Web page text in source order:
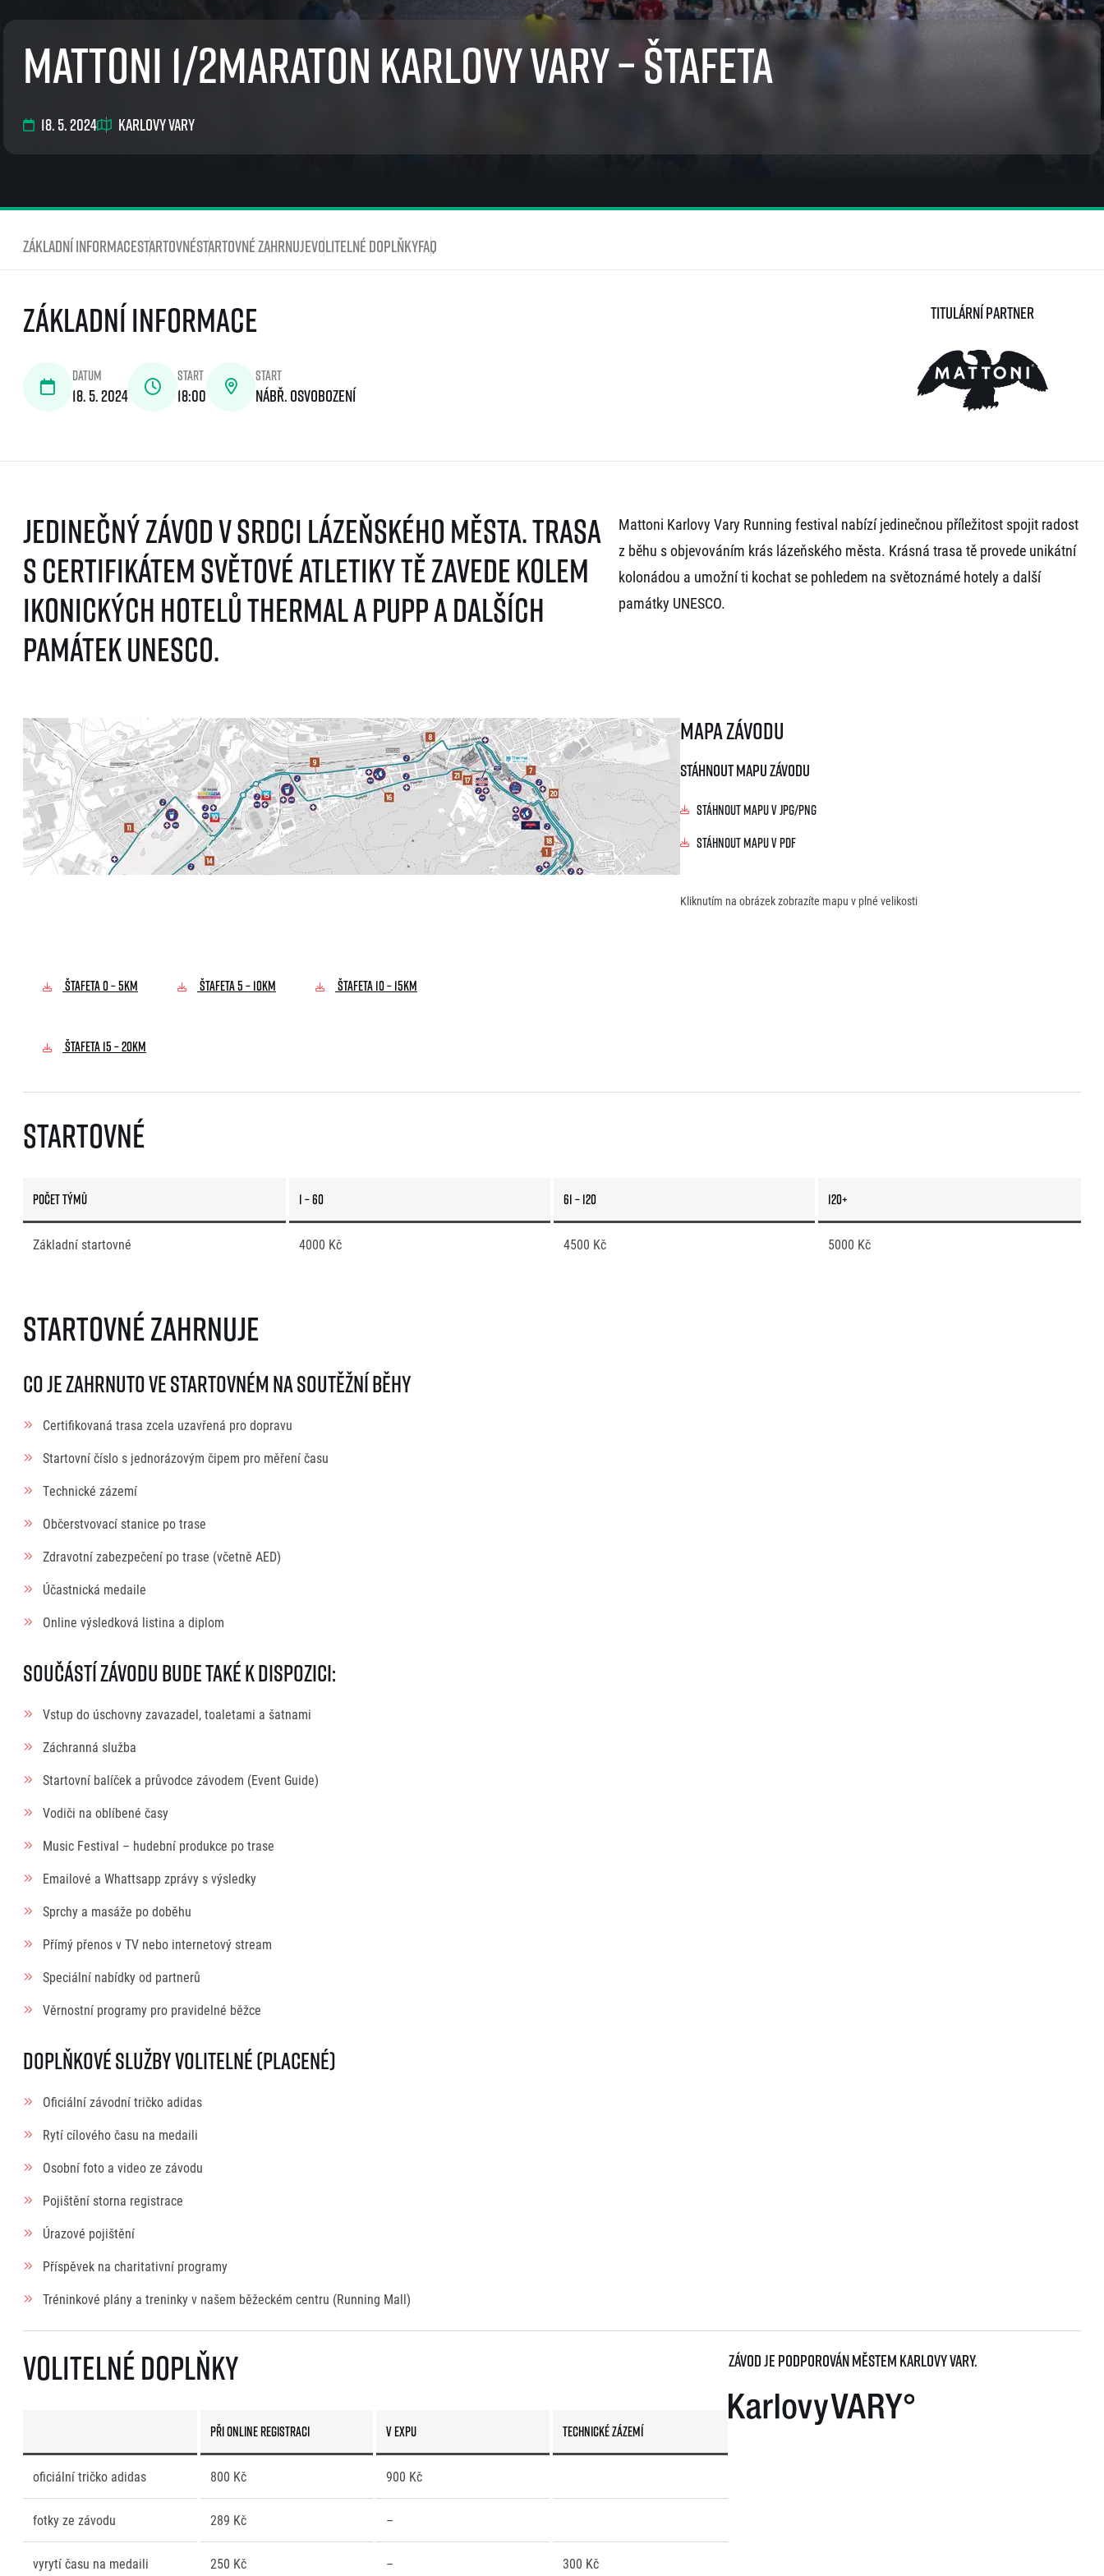
EuroHeroes Challenge 2025
EuroHeroes Challenge 2023
EuroHeroes Challenge 2019
RunCzech Halfs
RunCzech Kings & Queens
RunCzech Stars
Running Doctors
stažení
Pro média
Aktuality
Akreditace a vše k závodům
RunCzech
RunCzech Racing
Mattoni 1/2Maraton Karlovy Vary – štafeta
18. 5. 2024 Karlovy Vary
Základní informaceStartovnéStartovné zahrnujeVolitelné doplňkyFAQ
Základní informace
Datum
18. 5. 2024
Start
18:00
Start
nábř. Osvobození
Titulární partner
Jedinečný závod v srdci lázeňského města. Trasa
s certifikátem Světové atletiky tě zavede kolem
ikonických hotelů Thermal a Pupp a dalších
památek UNESCO.
Mattoni Karlovy Vary Running festival nabízí jedinečnou příležitost spojit radost
z běhu s objevováním krás lázeňského města. Krásná trasa tě provede unikátní
kolonádou a umožní ti kochat se pohledem na světoznámé hotely a další
památky UNESCO.
Mapa závodu
Stáhnout mapu závodu
Stáhnout mapu v JPG/PNG
Stáhnout mapu v PDF
Kliknutím na obrázek zobrazíte mapu v plné velikosti
ŠTAFETA 0 – 5KM ŠTAFETA 5 – 10KM ŠTAFETA 10 – 15KM
ŠTAFETA 15 – 20KM
Startovné
Počet týmů 1 – 60 61 – 120 120+
Základní startovné 4000 Kč 4500 Kč 5000 Kč
Startovné zahrnuje
Co je zahrnuto ve startovném na soutěžní běhy
Certifikovaná trasa zcela uzavřená pro dopravu
Startovní číslo s jednorázovým čipem pro měření času
Technické zázemí
Občerstvovací stanice po trase
Zdravotní zabezpečení po trase (včetně AED)
Účastnická medaile
Online výsledková listina a diplom
Součástí závodu bude také k dispozici:
Vstup do úschovny zavazadel, toaletami a šatnami
Záchranná služba
Startovní balíček a průvodce závodem (Event Guide)
Vodiči na oblíbené časy
Music Festival – hudební produkce po trase
Emailové a Whattsapp zprávy s výsledky
Sprchy a masáže po doběhu
Přímý přenos v TV nebo internetový stream
Speciální nabídky od partnerů
Věrnostní programy pro pravidelné běžce
Doplňkové služby volitelné (placené)
Oficiální závodní tričko adidas
Rytí cílového času na medaili
Osobní foto a video ze závodu
Pojištění storna registrace
Úrazové pojištění
Příspěvek na charitativní programy
Tréninkové plány a treninky v našem běžeckém centru (Running Mall)
Volitelné doplňky
při online registraci v Expu Technické zázemí
oficiální tričko adidas 800 Kč 900 Kč
fotky ze závodu 289 Kč –
vyrytí času na medaili 250 Kč – 300 Kč
Závod je podporován městem Karlovy Vary.